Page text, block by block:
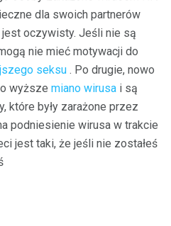
dla swoich partnerów
oczywisty. Jeśli nie są
nie mieć motywacji do
seksu . Po drugie, nowo
wyższe miano wirusa i są
które były zarażone przez
podniesienie wirusa w trakcie
jest taki, że jeśli nie zostałeś